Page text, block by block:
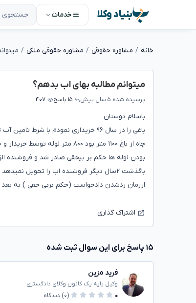
بنیاد وکلا خدمات
خانه مشاوره حقوقی مشاوره حقوقی ملکی
میتوانم مطالبه بهای اب بدهم؟
پرسیده شده ۵ سال پیش ۱۵ پاسخ ۴۰۷
باسلام دوستان
بودن لوله ها حکم بر بیحقی صادر شد و فروشنده
باگذشت ۲سال دیگر فروشنده اب را تحویل
اززمان ردشدن دادخواست (حکم بربی حقی ) به بعد
اشتراک گذاری
۱۵ پاسخ برای این سوال ثبت شده
فرید مزین
وکیل پایه یک کانون وکلای دادگستری
۰
(۰) دیدگاه